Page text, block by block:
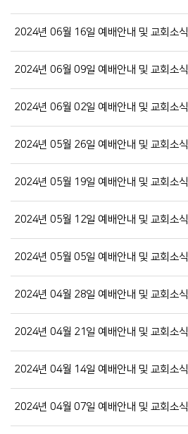
2024년 06월 16일 예배안내 및 교회소식
2024년 06월 09일 예배안내 및 교회소식
2024년 06월 02일 예배안내 및 교회소식
2024년 05월 26일 예배안내 및 교회소식
2024년 05월 19일 예배안내 및 교회소식
2024년 05월 12일 예배안내 및 교회소식
2024년 05월 05일 예배안내 및 교회소식
2024년 04월 28일 예배안내 및 교회소식
2024년 04월 21일 예배안내 및 교회소식
2024년 04월 14일 예배안내 및 교회소식
2024년 04월 07일 예배안내 및 교회소식